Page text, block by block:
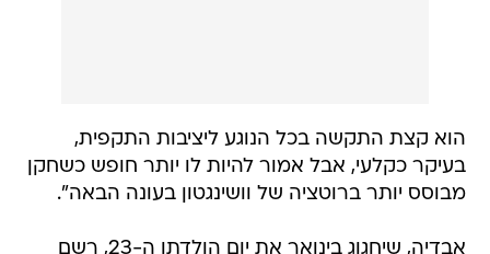
הוא קצת התקשה בכל הנוגע ליציבות התקפית,
בעיקר כקלעי, אבל אמור להיות לו יותר חופש כשחקן
מבוסס יותר ברוטציה של וושינגטון בעונה הבאה".
אבדיה, שיחגוג בינואר את יום הולדתו ה-23, רשם